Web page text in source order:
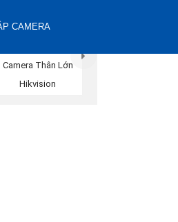
CAMERA
Camera Thân Lớn
Hikvision